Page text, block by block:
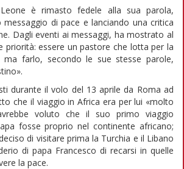
è rimasto fedele alla sua parola,
di pace e lanciando una critica
Dagli eventi ai messaggi, ha mostrato al
priorità: essere un pastore che lotta per la
ma farlo, secondo le sue stesse parole,
durante il volo del 13 aprile da Roma ad
che il viaggio in Africa era per lui «molto
voluto che il suo primo viaggio
fosse proprio nel continente africano;
di visitare prima la Turchia e il Libano
di papa Francesco di recarsi in quelle
la pace.